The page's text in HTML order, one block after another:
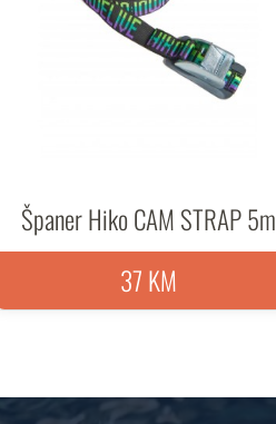
Španer Hiko CAM STRAP 5m
37 KM